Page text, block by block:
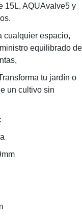
15L, AQUAvalve5 y
cualquier espacio,
equilibrado de
tu jardín o
un cultivo sin